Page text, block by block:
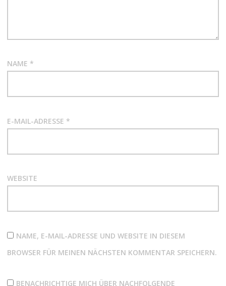
NAME *
E-MAIL-ADRESSE *
WEBSITE
NAME, E-MAIL-ADRESSE UND WEBSITE IN DIESEM
BROWSER FÜR MEINEN NÄCHSTEN KOMMENTAR SPEICHERN.
BENACHRICHTIGE MICH ÜBER NACHFOLGENDE